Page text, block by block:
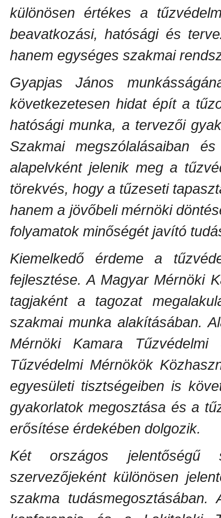
különösen értékes a
beavatkozási, hatósági és
hanem egységes szakmai
Gyapjas János
következetesen hidat épít a
hatósági munka, a tervezői
Szakmai megszólalásaiban
alapelvként jelenik meg a
törekvés, hogy a tűzeseti
hanem a jövőbeli mérnöki
folyamatok minőségét javító
Kiemelkedő érdeme a
fejlesztése. A Magyar Mérnöki
tagjaként a tagozat
szakmai munka alakításában.
Mérnöki Kamara
Tűzvédelmi Mérnökök
egyesületi tisztségeiben is
gyakorlatok megosztása és a
erősítése érdekében dolgozik.
Két országos jelentőségű
szervezőjeként különösen
szakma tudásmegosztásában.